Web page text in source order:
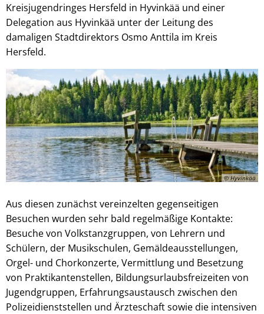
Kreisjugendringes Hersfeld in Hyvinkää und einer
Delegation aus Hyvinkää unter der Leitung des
damaligen Stadtdirektors Osmo Anttila im Kreis
Hersfeld.
© Hyvinkää
Aus diesen zunächst vereinzelten gegenseitigen
Besuchen wurden sehr bald regelmäßige Kontakte:
Besuche von Volkstanzgruppen, von Lehrern und
Schülern, der Musikschulen, Gemäldeausstellungen,
Orgel- und Chorkonzerte, Vermittlung und Besetzung
von Praktikantenstellen, Bildungsurlaubsfreizeiten von
Jugendgruppen, Erfahrungsaustausch zwischen den
Polizeidienststellen und Ärzteschaft sowie die intensiven